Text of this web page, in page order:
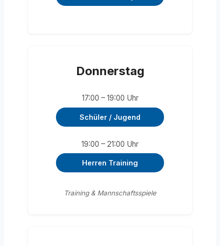
Donnerstag
17:00 – 19:00 Uhr
Schüler / Jugend
19:00 – 21:00 Uhr
Herren Training
Training & Mannschaftsspiele